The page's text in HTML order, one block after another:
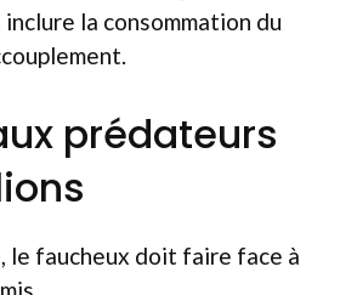
la consommation du
prédateurs
le faucheux doit faire face à